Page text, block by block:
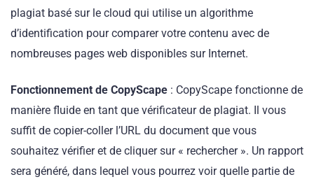
plagiat basé sur le cloud qui utilise un algorithme
d’identification pour comparer votre contenu avec de
nombreuses pages web disponibles sur Internet.
Fonctionnement de CopyScape : CopyScape fonctionne de
manière fluide en tant que vérificateur de plagiat. Il vous
suffit de copier-coller l’URL du document que vous
souhaitez vérifier et de cliquer sur « rechercher ». Un rapport
sera généré, dans lequel vous pourrez voir quelle partie de